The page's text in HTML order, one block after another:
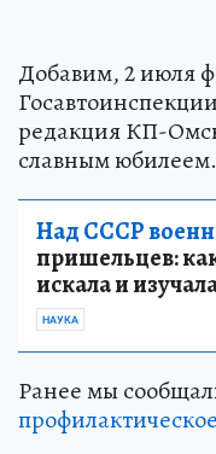
Добавим, 2 июля
редакция КП-
славным юбилеем.
Над СССР
пришельцев:
искала и
НАУКА
Ранее мы